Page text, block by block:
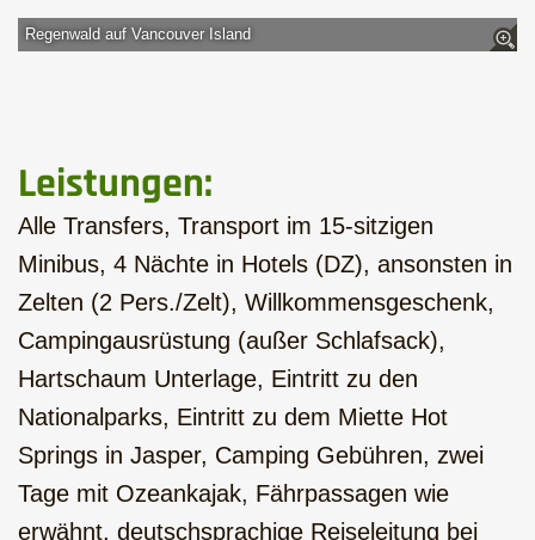
Regenwald auf Vancouver Island
Leistungen:
Alle Transfers, Transport im 15-sitzigen
Minibus, 4 Nächte in Hotels (DZ), ansonsten in
Zelten (2 Pers./Zelt), Willkommensgeschenk,
Campingausrüstung (außer Schlafsack),
Hartschaum Unterlage, Eintritt zu den
Nationalparks, Eintritt zu dem Miette Hot
Springs in Jasper, Camping Gebühren, zwei
Tage mit Ozeankajak, Fährpassagen wie
erwähnt, deutschsprachige Reiseleitung bei